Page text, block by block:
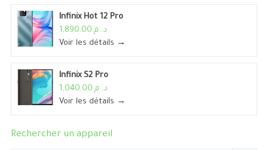
Infinix Hot 12 Pro
د. م.1,890.00
Voir les détails →
Infinix S2 Pro
د. م.1,040.00
Voir les détails →
Rechercher un appareil